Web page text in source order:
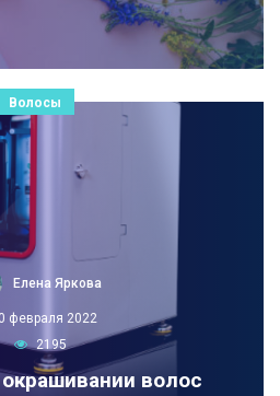
Волосы
Елена Яркова
февраля 2022
2195
волос